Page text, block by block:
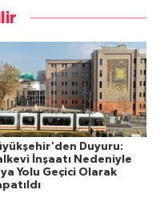
Duyuru:
İnşaatı Nedeniyle
Yolu Geçici Olarak